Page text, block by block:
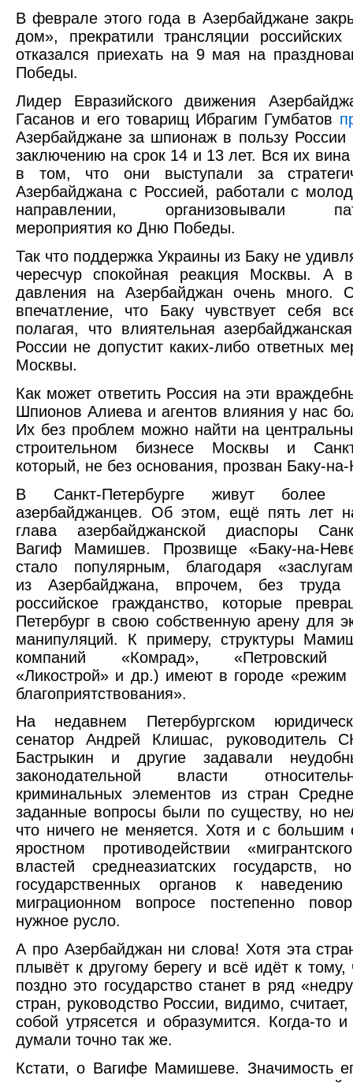
В феврале этого года в Азербайджане
дом», прекратили трансляции
отказался приехать на 9 мая на
Победы.
Лидер Евразийского движения
Гасанов и его товарищ Ибрагим Гумбатов
Азербайджане за шпионаж в пользу
заключению на срок 14 и 13 лет. Вся их
в том, что они выступали за
Азербайджана с Россией, работали с
направлении, организовывали
мероприятия ко Дню Победы.
Так что поддержка Украины из Баку не
чересчур спокойная реакция Москвы. А
давления на Азербайджан очень много.
впечатление, что Баку чувствует себя
полагая, что влиятельная
России не допустит каких-либо ответных
Москвы.
Как может ответить Россия на эти
Шпионов Алиева и агентов влияния у нас
Их без проблем можно найти на
строительном бизнесе Москвы и Санкт-
который, не без основания, прозван Баку-
В Санкт-Петербурге живут более
азербайджанцев. Об этом, ещё пять лет
глава азербайджанской диаспоры
Вагиф Мамишев. Прозвище «Баку-на-
стало популярным, благодаря
из Азербайджана, впрочем, без труда
российское гражданство, которые
Петербург в свою собственную арену для
манипуляций. К примеру, структуры
компаний «Комрад», «Петровский
«Ликострой» и др.) имеют в городе «режим
благоприятствования».
На недавнем Петербургском
сенатор Андрей Клишас, руководитель
Бастрыкин и другие задавали
законодательной власти
криминальных элементов из стран
заданные вопросы были по существу, но
что ничего не меняется. Хотя и с большим
яростном противодействии
властей среднеазиатских государств,
государственных органов к
миграционном вопросе постепенно
нужное русло.
А про Азербайджан ни слова! Хотя эта
плывёт к другому берегу и всё идёт к тому,
поздно это государство станет в ряд
стран, руководство России, видимо,
собой утрясется и образумится. Когда-то
думали точно так же.
Кстати, о Вагифе Мамишеве. Значимость